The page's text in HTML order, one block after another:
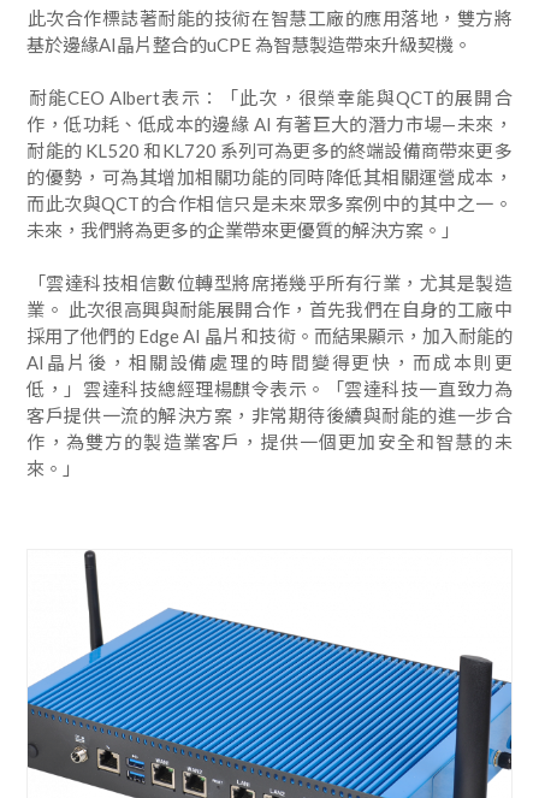
​此次合作標誌著耐能的技術在智慧工廠的應用落地，雙方將
基於邊緣AI晶片整合的uCPE 為智慧製造帶來升級契機。
​耐能CEO Albert表示：「此次，很榮幸能與QCT的展開合
作，低功耗、低成本的邊緣 AI 有著巨大的潛力市場—未來，
耐能的 KL520 和KL720 系列可為更多的終端設備商帶來更多
的優勢，可為其增加相關功能的同時降低其相關運營成本，
而此次與QCT的合作相信只是未來眾多案例中的其中之一。
未來，我們將為更多的企業帶來更優質的解決方案。」
​「雲達科技相信數位轉型將席捲幾乎所有行業，尤其是製造
業。 此次很高興與耐能展開合作，首先我們在自身的工廠中
採用了他們的 Edge AI 晶片和技術。而結果顯示，加入耐能的
AI晶片後，相關設備處理的時間變得更快，而成本則更
低，」雲達科技總經理楊麒令表示。「雲達科技一直致力為
客戶提供一流的解決方案，非常期待後續與耐能的進一步合
作，為雙方的製造業客戶，提供一個更加安全和智慧的未
來。」